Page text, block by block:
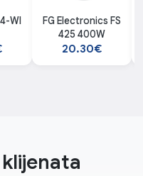
WI
FG Electronics FS
425 400W
20.30€